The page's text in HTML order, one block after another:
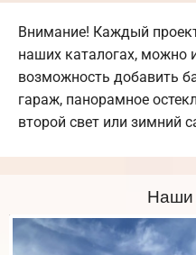
Внимание! Каждый
наших каталогах, можно
возможность добавить
гараж, панорамное
второй свет или зимний
Наши